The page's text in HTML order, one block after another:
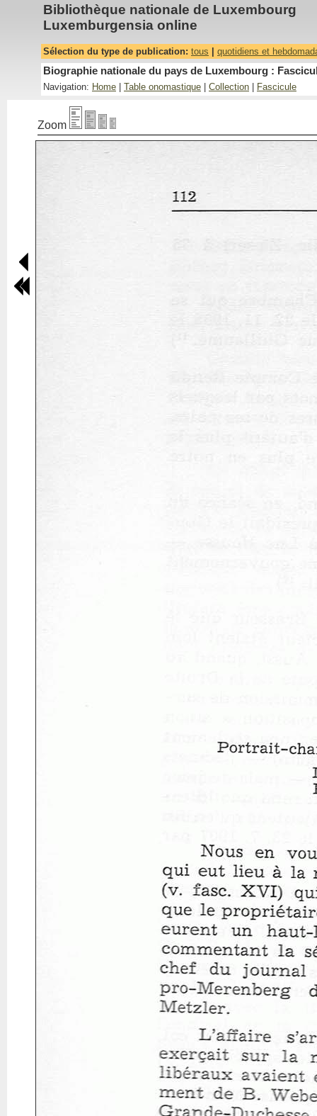
Bibliothèque nationale de Luxembourg
Luxemburgensia online
Sélection du type de publication: tous quotidiens et
Biographie nationale du pays de Luxembourg :
Navigation: Home Table onomastique Collection Fascicule
Zoom